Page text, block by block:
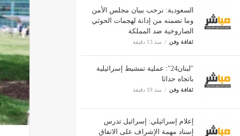
السعودية: نرحب ببيان مجلس الأمن
وما تضمنه من إدانة لهجمات الحوثي
الصاروخية ضد المملكة
ثقافة وفن منذ 13 دقيقة
"لبنان24": عملية تمشيط إسرائيلية
باتجاه حداثا
ثقافة وفن منذ 19 دقيقة
إعلام إسرائيلي: إسرائيل تدرس
إسناد مهمة الإشراف على الاتفاق